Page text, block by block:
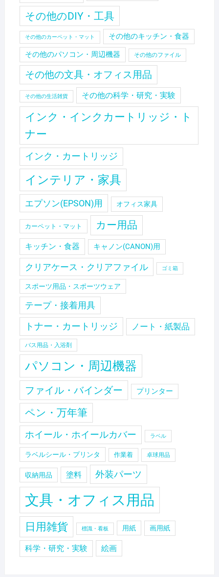
その他のDIY・工具
その他のカーペット・マット その他のキッチン・食器
その他のパソコン・周辺機器 その他のファイル
その他の文具・オフィス用品
その他の生活雑貨 その他の科学・研究・実験
インク・インクカートリッジ・ト
ナー
インク・カートリッジ
インテリア・家具
エプソン(EPSON)用 オフィス家具
カーペット・マット カー用品
キッチン・食器 キャノン(CANON)用
クリアケース・クリアファイル ゴミ箱
スポーツ用品・スポーツウェア
テープ・接着用具
トナー・カートリッジ ノート・紙製品
バス用品・入浴剤
パソコン・周辺機器
ファイル・バインダー プリンター
ペン・万年筆
ホイール・ホイールカバー ラベル
ラベルシール・プリンタ 作業着 卓球用品
収納用品 塗料 外装パーツ
文具・オフィス用品
日用雑貨 標識・看板 用紙 画用紙
科学・研究・実験 絵画